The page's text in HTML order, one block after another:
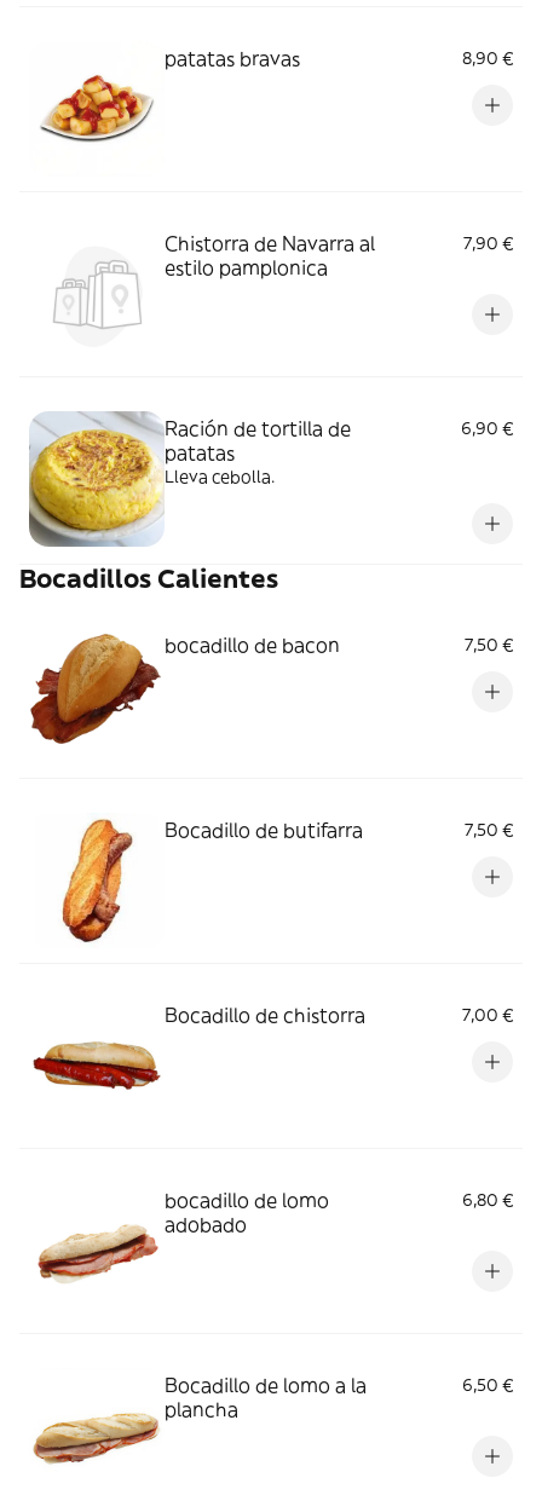
patatas bravas 8,90 €
Chistorra de Navarra al
estilo pamplonica
7,90 €
Ración de tortilla de
patatas
6,90 €
Lleva cebolla.
Bocadillos Calientes
bocadillo de bacon 7,50 €
Bocadillo de butifarra 7,50 €
Bocadillo de chistorra 7,00 €
bocadillo de lomo
adobado
6,80 €
Bocadillo de lomo a la
plancha
6,50 €